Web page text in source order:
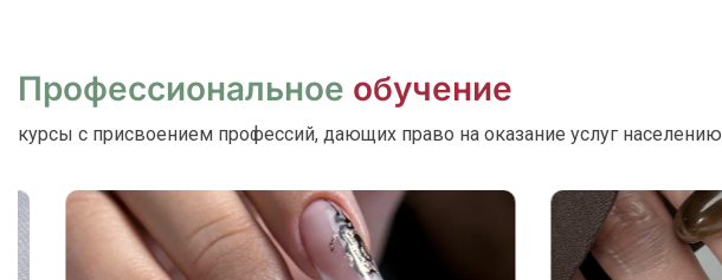
Профессиональное обучение
курсы с присвоением профессий, дающих право на оказание услуг населению